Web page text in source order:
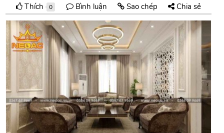
Thích 0 Bình luận Sao chép Chia sẻ